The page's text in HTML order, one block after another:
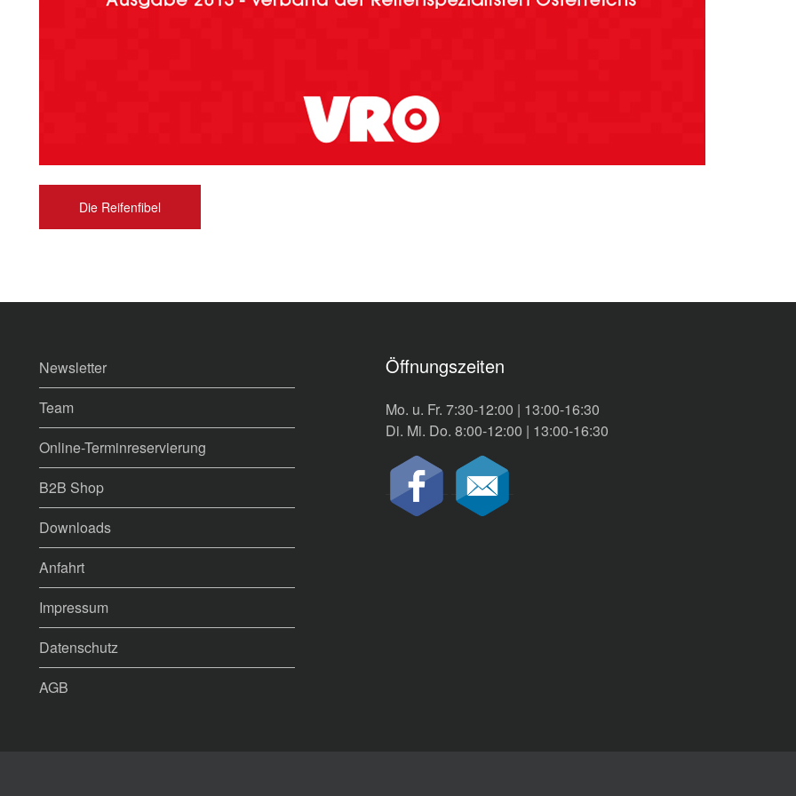
Die Reifenfibel
Newsletter
Team
Online-Terminreservierung
B2B Shop
Downloads
Anfahrt
Impressum
Datenschutz
AGB
Öffnungszeiten
Mo. u. Fr. 7:30-12:00 | 13:00-16:30
Di. Mi. Do. 8:00-12:00 | 13:00-16:30